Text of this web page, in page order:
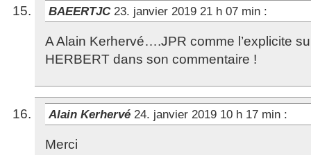
BAEERTJC 23. janvier 2019 21 h 07 min :
A Alain Kerhervé….JPR comme l’explicite
HERBERT dans son commentaire !
Alain Kerhervé 24. janvier 2019 10 h 17 min :
Merci